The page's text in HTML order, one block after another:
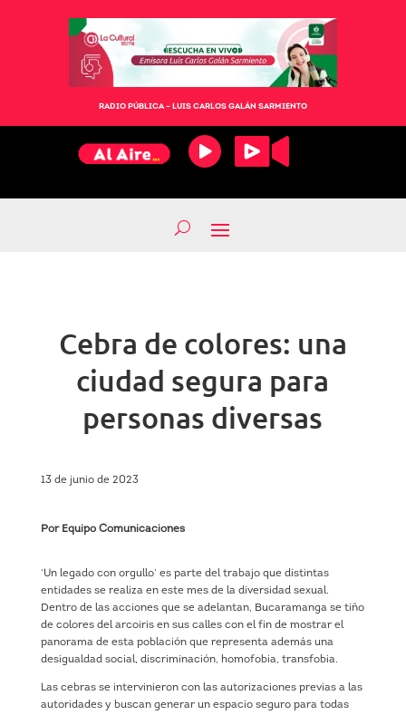
RADIO PÚBLICA – LUIS CARLOS GALÁN SARMIENTO
Cebra de colores: una
ciudad segura para
personas diversas
13 de junio de 2023
Por Equipo Comunicaciones
‘Un legado con orgullo’ es parte del trabajo que distintas
entidades se realiza en este mes de la diversidad sexual.
Dentro de las acciones que se adelantan, Bucaramanga se tiño
de colores del arcoiris en sus calles con el fin de mostrar el
panorama de esta población que representa además una
desigualdad social, discriminación, homofobia, transfobia.
Las cebras se intervinieron con las autorizaciones previas a las
autoridades y buscan generar un espacio seguro para todas